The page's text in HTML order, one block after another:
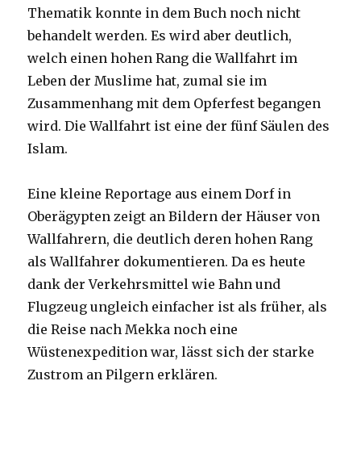
Thematik konnte in dem Buch noch nicht
behandelt werden. Es wird aber deutlich,
welch einen hohen Rang die Wallfahrt im
Leben der Muslime hat, zumal sie im
Zusammenhang mit dem Opferfest begangen
wird. Die Wallfahrt ist eine der fünf Säulen des
Islam.
Eine kleine Reportage aus einem Dorf in
Oberägypten zeigt an Bildern der Häuser von
Wallfahrern, die deutlich deren hohen Rang
als Wallfahrer dokumentieren. Da es heute
dank der Verkehrsmittel wie Bahn und
Flugzeug ungleich einfacher ist als früher, als
die Reise nach Mekka noch eine
Wüstenexpedition war, lässt sich der starke
Zustrom an Pilgern erklären.